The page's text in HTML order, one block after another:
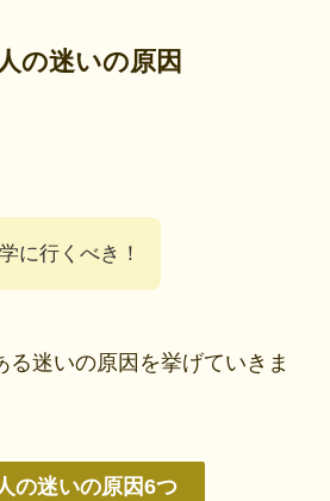
の迷いの原因
に行くべき！
る迷いの原因を挙げていきま
の迷いの原因6つ